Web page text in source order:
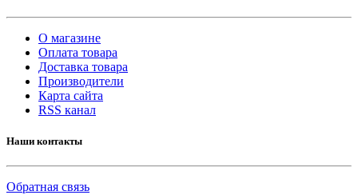
О магазине
Оплата товара
Доставка товара
Производители
Карта сайта
RSS канал
Наши контакты
Обратная связь